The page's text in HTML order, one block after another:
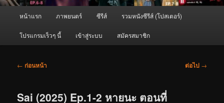
หน้าแรก ภาพยนตร์ ซีรีส์ รวมหนังซีรีส์ (โปสเตอร์)
โปรแกรมเร็วๆ นี้ เข้าสู่ระบบ สมัครสมาชิก
เมนู
← ก่อนหน้า ต่อไป →
Sai (2025) Ep.1-2 หายนะ ตอนที่